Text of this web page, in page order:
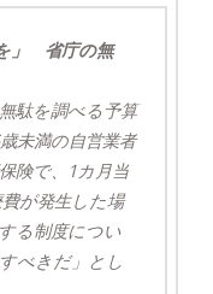
」 省庁の無
駄を調べる予算
未満の自営業者
険で、1カ月当
が発生した場
る制度につい
べきだ」とし